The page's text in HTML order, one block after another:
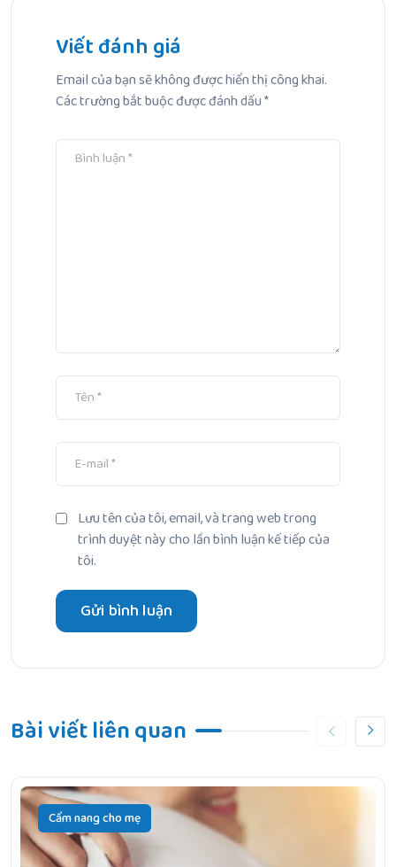
Bài Tiếp Theo
Top 10 kem dưỡng ẩm cho mẹ bầu lành tính và hiệu quả
Viết đánh giá
Email của bạn sẽ không được hiển thị công khai.
Các trường bắt buộc được đánh dấu*
Lưu tên của tôi, email, và trang web trong
trình duyệt này cho lần bình luận kế tiếp của
tôi.
Bài viết liên quan
Cẩm nang cho mẹ